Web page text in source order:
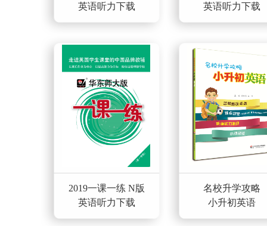
英语听力下载
英语听力下载
2019一课一练 N版
英语听力下载
名校升学攻略
小升初英语